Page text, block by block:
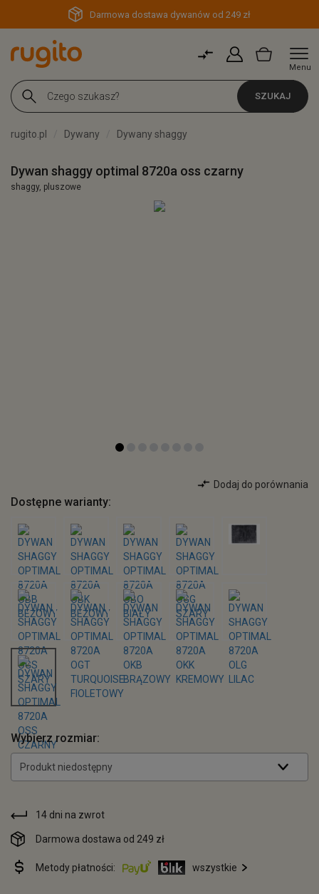
Darmowa dostawa dywanów od 249 zł
Menu
SZUKAJ
rugito.pl Dywany Dywany shaggy
Dywan shaggy optimal 8720a oss czarny
shaggy, pluszowe
Dodaj do porównania
Dostępne warianty:
Wybierz rozmiar:
Produkt niedostępny
14 dni na zwrot
Darmowa dostawa od 249 zł
Metody płatności: wszystkie